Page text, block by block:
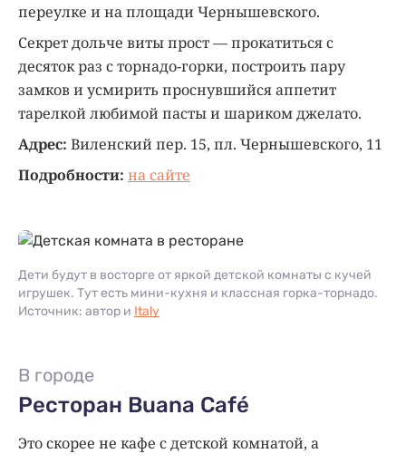
переулке и на площади Чернышевского.
Секрет дольче виты прост — прокатиться с
десяток раз с торнадо-горки, построить пару
замков и усмирить проснувшийся аппетит
тарелкой любимой пасты и шариком джелато.
Адрес: Виленский пер. 15, пл. Чернышевского, 11
Подробности: на сайте
Дети будут в восторге от яркой детской комнаты с кучей
игрушек. Тут есть мини-кухня и классная горка-торнадо.
Источник: автор и Italy
В городе
Ресторан Buana Café
Это скорее не кафе с детской комнатой, а